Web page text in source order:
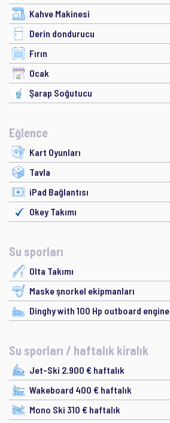
Kahve Makinesi
Derin dondurucu
Fırın
Ocak
Şarap Soğutucu
Eğlence
Kart Oyunları
Tavla
iPad Bağlantısı
Okey Takımı
Su sporları
Olta Takımı
Maske şnorkel ekipmanları
Dinghy with 100 Hp outboard engine
Su sporları / haftalık kiralık
Jet-Ski 2.900 € haftalık
Wakeboard 400 € haftalık
Mono Ski 310 € haftalık